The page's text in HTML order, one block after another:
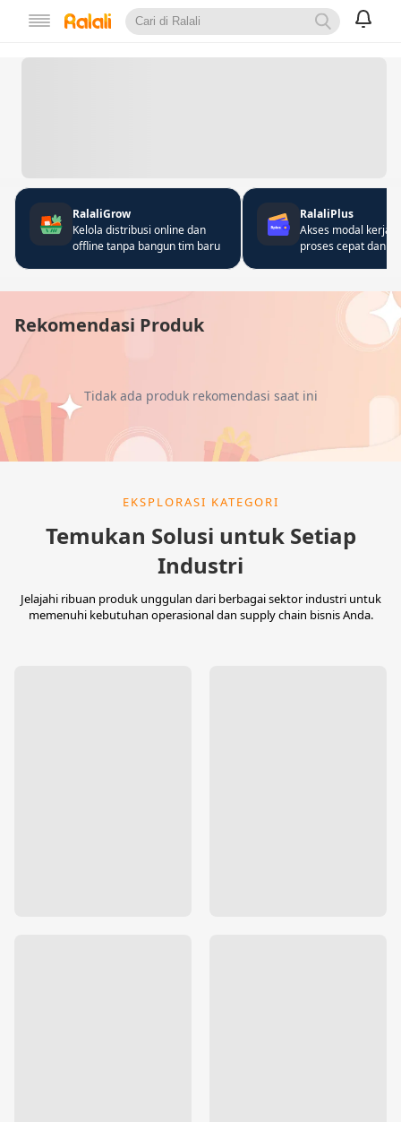
RalaliGrow
Kelola distribusi online dan
offline tanpa bangun tim baru
RalaliPlus
Akses modal kerja
proses cepat dan
Rekomendasi Produk
Tidak ada produk rekomendasi saat ini
EKSPLORASI KATEGORI
Temukan Solusi untuk Setiap
Industri
Jelajahi ribuan produk unggulan dari berbagai sektor industri untuk
memenuhi kebutuhan operasional dan supply chain bisnis Anda.